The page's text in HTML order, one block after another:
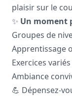
plaisir sur le
✨ Un moment
Groupes de
Apprentissage
Exercices
Ambiance
💪 Dépensez-